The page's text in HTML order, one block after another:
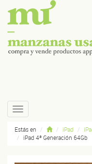
Toggle
navigation
Estás en iPad
iPad 4ª Generación 64Gb